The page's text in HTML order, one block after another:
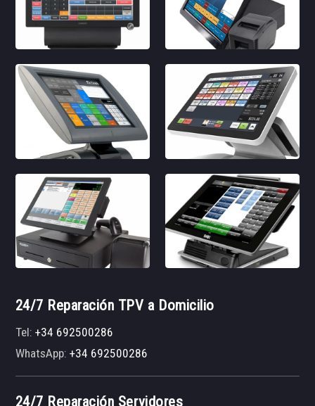
24/7 Reparación TPV a Domicilio
Tel:+34 692500286
WhatsApp:+34 692500286
24/7 Reparación Servidores